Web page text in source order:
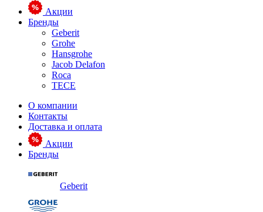
Акции
Бренды
Geberit
Grohe
Hansgrohe
Jacob Delafon
Roca
TECE
О компании
Контакты
Доставка и оплата
Акции
Бренды
Geberit